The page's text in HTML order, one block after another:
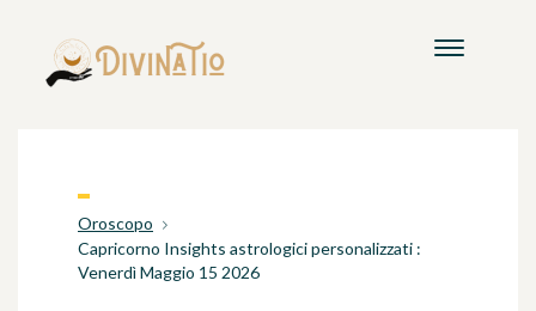
Oroscopo
Capricorno Insights astrologici personalizzati :
Venerdì Maggio 15 2026